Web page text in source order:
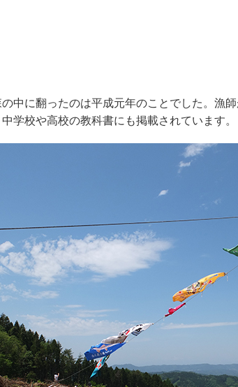
中に翻ったのは平成元年のことでした。漁
学校や高校の教科書にも掲載されています